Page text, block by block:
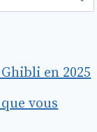
en 2025
vous